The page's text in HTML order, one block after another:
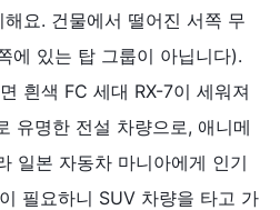
요. 건물에서 떨어진 서쪽 무
에 있는 탑 그룹이 아닙니다).
흰색 FC 세대 RX-7이 세워져
유명한 전설 차량으로, 애니메
일본 자동차 마니아에게 인기
필요하니 SUV 차량을 타고 가